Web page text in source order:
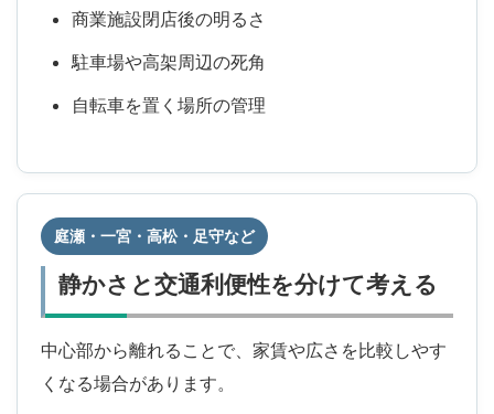
商業施設閉店後の明るさ
駐車場や高架周辺の死角
自転車を置く場所の管理
庭瀬・一宮・高松・足守など
静かさと交通利便性を分けて考える
中心部から離れることで、家賃や広さを比較しやす
くなる場合があります。